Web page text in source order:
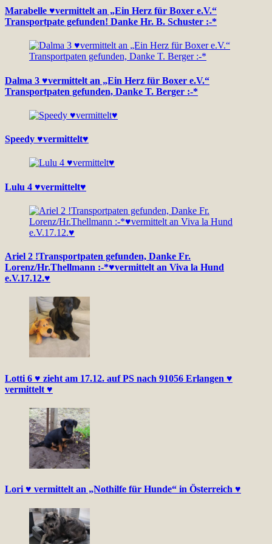
Marabelle ♥vermittelt an „Ein Herz für Boxer e.V.“
Transportpate gefunden! Danke Hr. B. Schuster :-*
Dalma 3 ♥vermittelt an „Ein Herz für Boxer e.V.“
Transportpaten gefunden, Danke T. Berger :-*
Speedy ♥vermittelt♥
Lulu 4 ♥vermittelt♥
Ariel 2 !Transportpaten gefunden, Danke Fr.
Lorenz/Hr.Thellmann :-*♥vermittelt an Viva la Hund
e.V.17.12.♥
Lotti 6 ♥ zieht am 17.12. auf PS nach 91056 Erlangen ♥
vermittelt ♥
Lori ♥ vermittelt an „Nothilfe für Hunde“ in Österreich ♥